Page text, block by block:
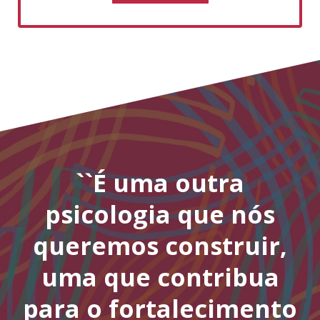
``É uma outra
psicologia que nós
queremos construir,
uma que contribua
para o fortalecimento